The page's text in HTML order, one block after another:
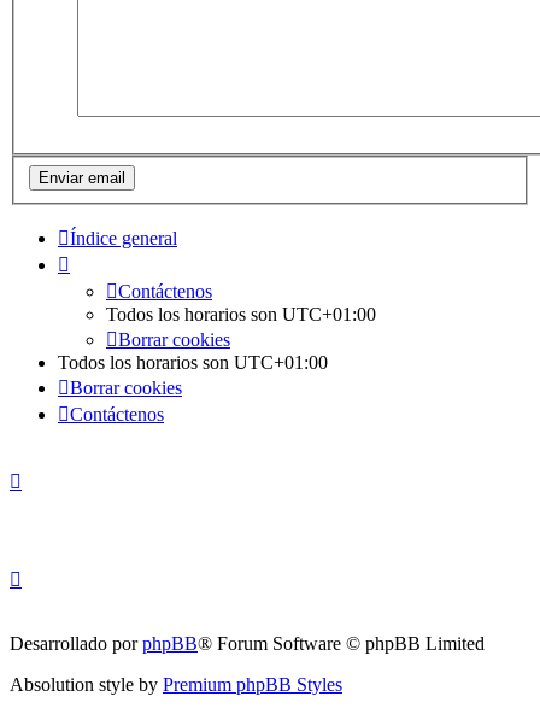
Índice general
Contáctenos
Todos los horarios son UTC+01:00
Borrar cookies
Todos los horarios son UTC+01:00
Borrar cookies
Contáctenos
Desarrollado porphpBB® Forum Software © phpBB Limited
Absolution style by Premium phpBB Styles